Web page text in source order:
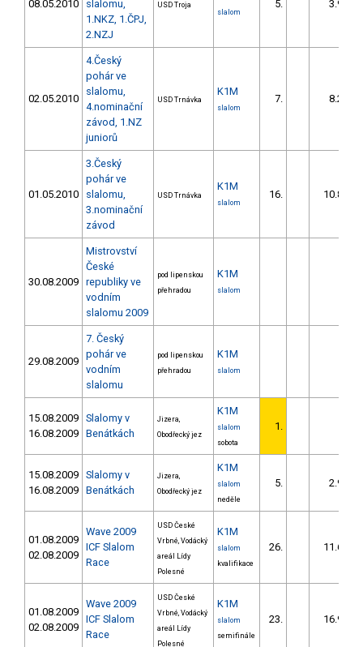
08.05.2010
slalomu,
1.NKZ, 1.ČPJ,
2.NZJ
USD Troja
slalom
5. 3.92
02.05.2010
4.Český
pohár ve
slalomu,
4.nominační
závod, 1.NZ
juniorů
USD Trnávka
K1M
slalom
7. 8.25
01.05.2010
3.Český
pohár ve
slalomu,
3.nominační
závod
USD Trnávka
K1M
slalom
16. 10.86
30.08.2009
Mistrovství
České
republiky ve
vodním
slalomu 2009
pod lipenskou
přehradou
K1M
slalom
29.08.2009
7. Český
pohár ve
vodním
slalomu
pod lipenskou
přehradou
K1M
slalom
15.08.2009
16.08.2009
Slalomy v
Benátkách
Jizera,
Obodřecký jez
K1M
slalom
sobota
1.
15.08.2009
16.08.2009
Slalomy v
Benátkách
Jizera,
Obodřecký jez
K1M
slalom
neděle
5. 2.90
01.08.2009
02.08.2009
Wave 2009
ICF Slalom
Race
USD České
Vrbné, Vodácký
areál Lídy
Polesné
K1M
slalom
kvalifikace
26. 11.63
01.08.2009
02.08.2009
Wave 2009
ICF Slalom
Race
USD České
Vrbné, Vodácký
areál Lídy
Polesné
K1M
slalom
semifinále
23. 16.99